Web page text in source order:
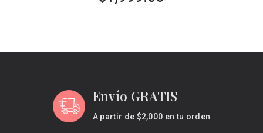
Envío GRATIS
A partir de $2,000 en tu orden